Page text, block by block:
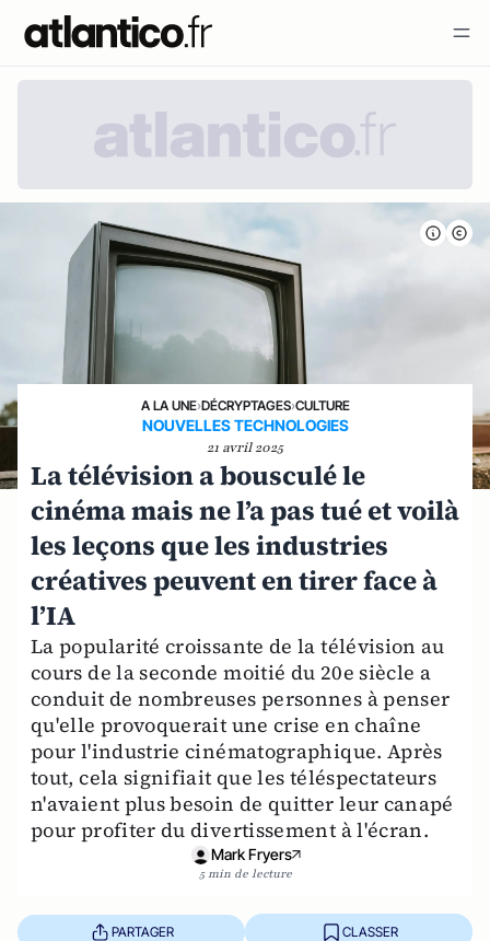
A LA UNE›DÉCRYPTAGES›CULTURE
NOUVELLES TECHNOLOGIES
21 avril 2025
La télévision a bousculé le
cinéma mais ne l’a pas tué et voilà
les leçons que les industries
créatives peuvent en tirer face à
l’IA
La popularité croissante de la télévision au
cours de la seconde moitié du 20e siècle a
conduit de nombreuses personnes à penser
qu'elle provoquerait une crise en chaîne
pour l'industrie cinématographique. Après
tout, cela signifiait que les téléspectateurs
n'avaient plus besoin de quitter leur canapé
pour profiter du divertissement à l'écran.
Mark Fryers
5 min de lecture
PARTAGER CLASSER